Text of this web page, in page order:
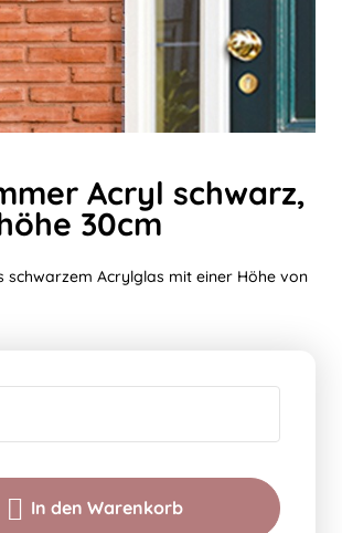
Acryl schwarz,
30cm
schwarzem Acrylglas mit einer Höhe von
In den Warenkorb